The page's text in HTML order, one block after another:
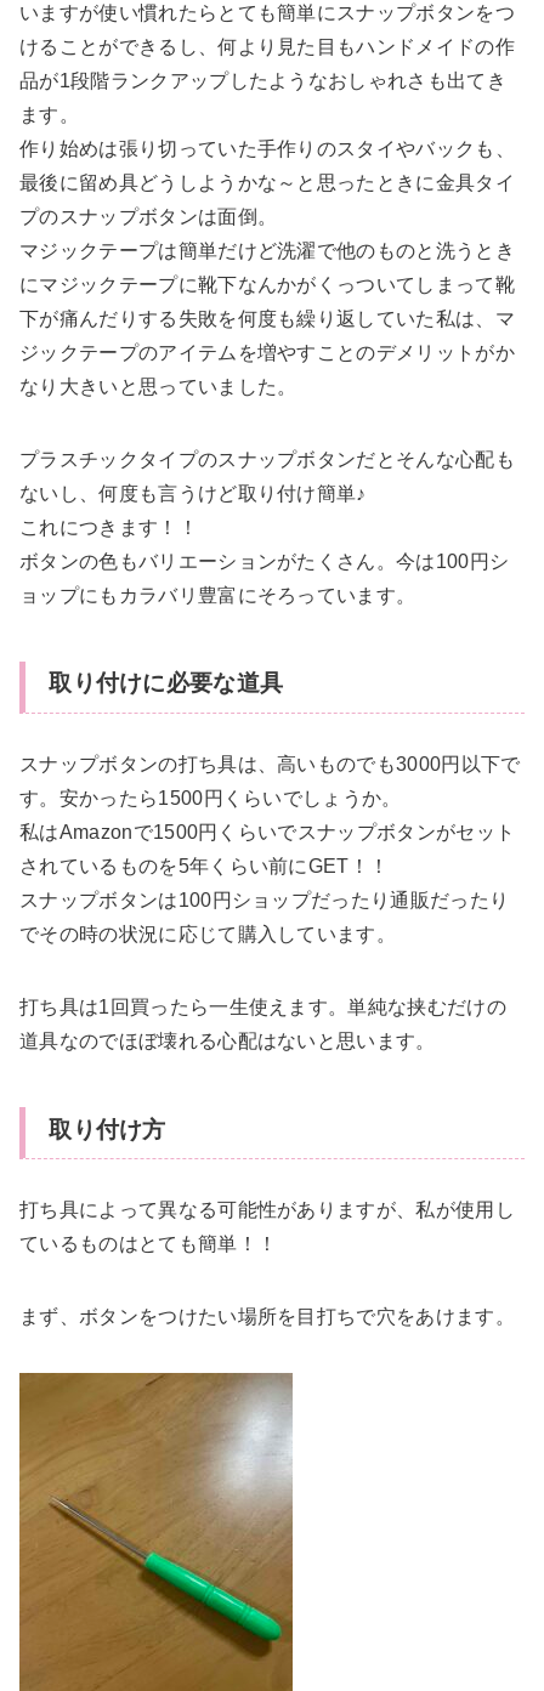
いますが使い慣れたらとても簡単にスナップボタンをつ
けることができるし、何より見た目もハンドメイドの作
品が1段階ランクアップしたようなおしゃれさも出てき
ます。
作り始めは張り切っていた手作りのスタイやバックも、
最後に留め具どうしようかな～と思ったときに金具タイ
プのスナップボタンは面倒。
マジックテープは簡単だけど洗濯で他のものと洗うとき
にマジックテープに靴下なんかがくっついてしまって靴
下が痛んだりする失敗を何度も繰り返していた私は、マ
ジックテープのアイテムを増やすことのデメリットがか
なり大きいと思っていました。
プラスチックタイプのスナップボタンだとそんな心配も
ないし、何度も言うけど取り付け簡単♪
これにつきます！！
ボタンの色もバリエーションがたくさん。今は100円シ
ョップにもカラバリ豊富にそろっています。
取り付けに必要な道具
スナップボタンの打ち具は、高いものでも3000円以下で
す。安かったら1500円くらいでしょうか。
私はAmazonで1500円くらいでスナップボタンがセット
されているものを5年くらい前にGET！！
スナップボタンは100円ショップだったり通販だったり
でその時の状況に応じて購入しています。
打ち具は1回買ったら一生使えます。単純な挟むだけの
道具なのでほぼ壊れる心配はないと思います。
取り付け方
打ち具によって異なる可能性がありますが、私が使用し
ているものはとても簡単！！
まず、ボタンをつけたい場所を目打ちで穴をあけます。